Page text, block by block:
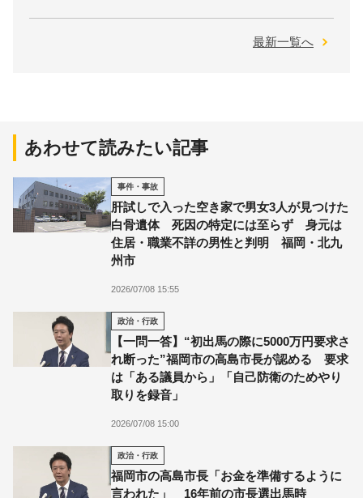
最新一覧へ
あわせて読みたい記事
事件・事故
肝試しで入った空き家で男女3人が見つけた
白骨遺体 死因の特定には至らず 身元は
住居・職業不詳の男性と判明 福岡・北九
州市
2026/07/08 15:55
政治・行政
【一問一答】“初出馬の際に5000万円要求さ
れ断った”福岡市の高島市長が認める 要求
は「ある議員から」「自己防衛のためやり
取りを録音」
2026/07/08 15:00
政治・行政
福岡市の高島市長「お金を準備するように
言われた」 16年前の市長選出馬時